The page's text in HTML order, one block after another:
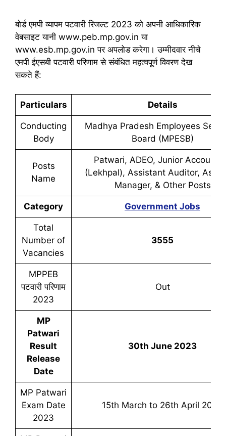
बोर्ड एमपी व्यापम पटवारी रिजल्ट 2023 को अपनी आधिकारिक
वेबसाइट यानी www.peb.mp.gov.in या
www.esb.mp.gov.in पर अपलोड करेगा। उम्मीदवार नीचे
एमपी ईएसबी पटवारी परिणाम से संबंधित महत्वपूर्ण विवरण देख
सकते हैं:
Particulars Details
Conducting
Body
Madhya Pradesh Employees
Board (MPESB)
Posts
Name
Patwari, ADEO, Junior
(Lekhpal), Assistant Auditor,
Manager, & Other Posts
Category Government Jobs
Total
Number of
Vacancies
3555
MPPEB
पटवारी परिणाम
2023
Out
MP
Patwari
Result
Release
Date
30th June 2023
MP Patwari
Exam Date
2023
15th March to 26th April 2023